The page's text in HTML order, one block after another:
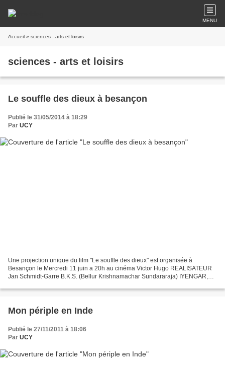
MENU
Accueil » sciences - arts et loisirs
sciences - arts et loisirs
Le souffle des dieux à besançon
Publié le 31/05/2014 à 18:29
Par UCY
Une projection unique du film "Le souffle des dieux" est organisée à
Besançon le Mercredi 11 juin a 20h au cinéma Victor Hugo REALISATEUR
Jan Schmidt-Garre B.K.S. (Bellur Krishnamachar Sundararaja) IYENGAR,
Mon périple en Inde
Publié le 27/11/2011 à 18:06
Par UCY